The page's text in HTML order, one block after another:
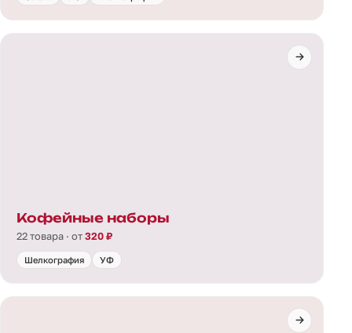
Кофейные наборы
22 товара · от320 ₽
Шелкография УФ